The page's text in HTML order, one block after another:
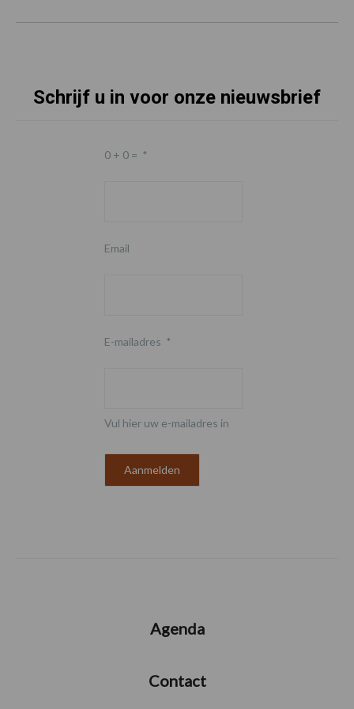
Schrijf u in voor onze nieuwsbrief
0 + 0 = *
Email
E-mailadres *
Vul hier uw e-mailadres in
Agenda
Contact